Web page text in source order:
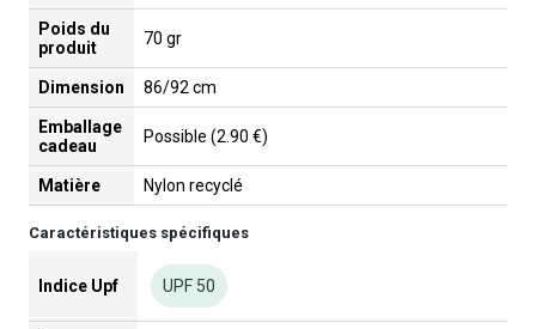
Poids du
produit
70 gr
Dimension 86/92 cm
Emballage
cadeau
Possible (2.90 €)
Matière Nylon recyclé
Caractéristiques spécifiques
Indice Upf UPF 50